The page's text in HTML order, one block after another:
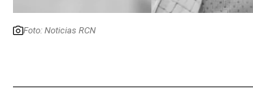
Foto: Noticias RCN